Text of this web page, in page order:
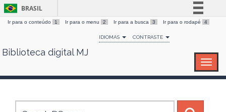
Skip
BRASIL
Simplifique!
Comunica BR
Canais
Ir para o conteúdo 1 Ir para o menu 2 Ir para a busca 3 Ir para o rodapé 4
IDIOMAS CONTRASTE
Biblioteca digital MJ